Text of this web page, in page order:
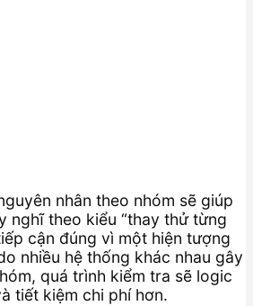
nhân theo nhóm sẽ giúp
nghĩ theo kiểu “thay thử từng
cận đúng vì một hiện tượng
nhiều hệ thống khác nhau gây
quá trình kiểm tra sẽ logic
tiết kiệm chi phí hơn.